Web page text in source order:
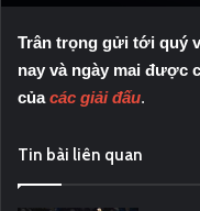
Trân trọng gửi tới quý
nay và ngày mai được
củacác giải đấu.
Tin bài liên quan